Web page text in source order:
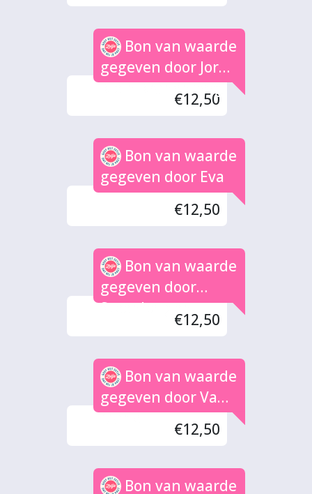
Bon van waarde
gegeven door Jorn
Klein Kranenberg
€12,50
Bon van waarde
gegeven door Eva
€12,50
Bon van waarde
gegeven door
Steenbergen
€12,50
Bon van waarde
gegeven door Van
Marle
€12,50
Bon van waarde